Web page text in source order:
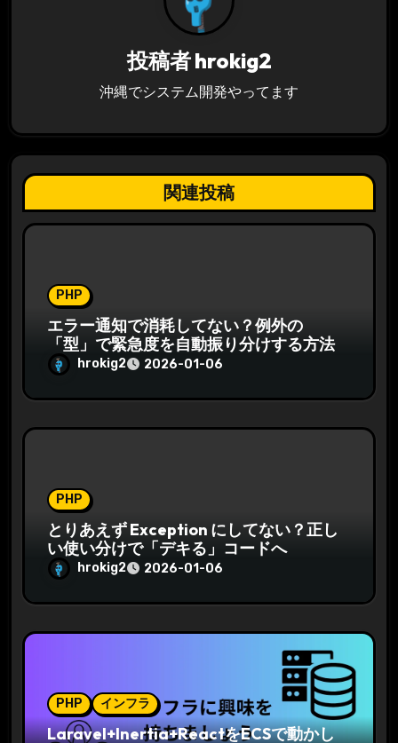
投稿者hrokig2
沖縄でシステム開発やってます
関連投稿
PHP
エラー通知で消耗してない？例外の
「型」で緊急度を自動振り分けする方法
hrokig2 2026-01-06
PHP
とりあえず Exception にしてない？正し
い使い分けで「デキる」コードへ
hrokig2 2026-01-06
PHP インフラ
Laravel+Inertia+ReactをECSで動かし